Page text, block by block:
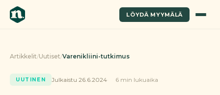
LÖYDÄ MYYMÄLÄ
Artikkelit/Uutiset/Varenikliini-tutkimus
UUTINEN Julkaistu 26.6.2024 6 min lukuaika